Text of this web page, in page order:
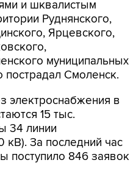
и шквалистым
Руднянского,
Ярцевского,
муниципальных
пострадал Смоленск.
электроснабжения в
15 тыс.
34 линии
кВ). За последний час
поступило 846 заявок